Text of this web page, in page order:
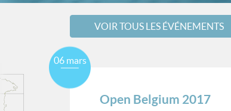
VOIR TOUS LES ÉVÉNEMENTS
Open Belgium 2017
06 mars